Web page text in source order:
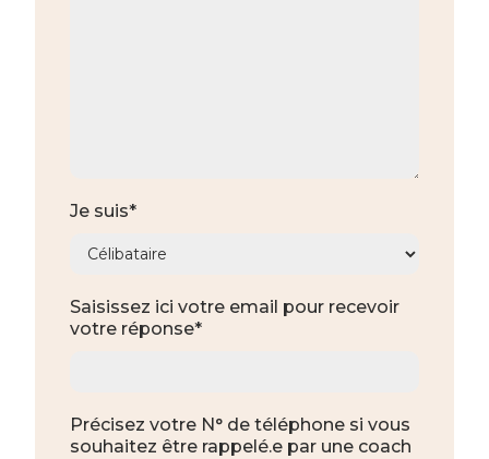
Je suis*
Saisissez ici votre email pour recevoir
votre réponse*
Précisez votre N° de téléphone si vous
souhaitez être rappelé.e par une coach